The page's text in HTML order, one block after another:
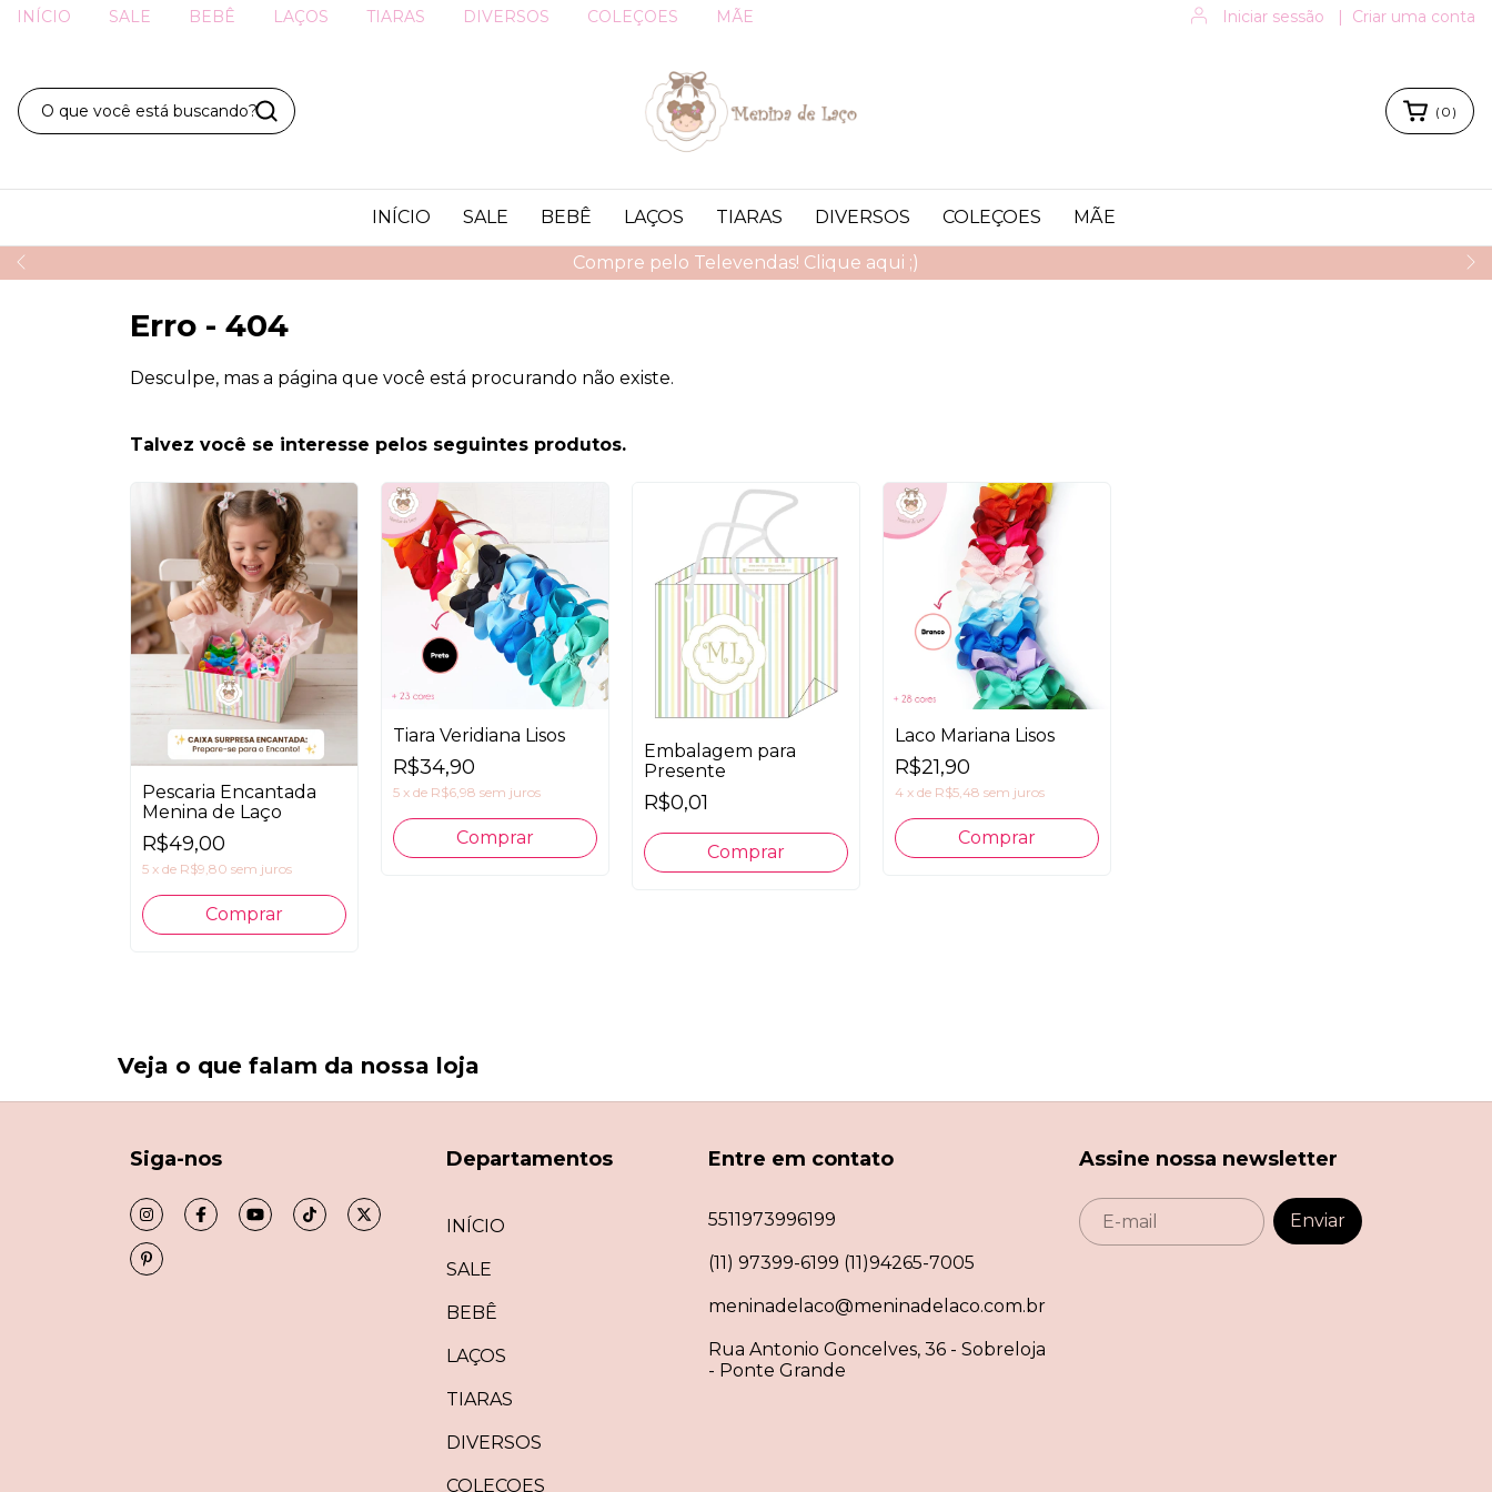
INÍCIO SALE BEBÊ LAÇOS TIARAS DIVERSOS COLEÇOES MÃE Iniciar sessão | Criar uma conta
Compre pelo Televendas! Clique aqui ;)
( 0 )
INÍCIO SALE BEBÊ LAÇOS TIARAS DIVERSOS COLEÇOES MÃE
Erro - 404
Desculpe, mas a página que você está procurando não existe.
Talvez você se interesse pelos seguintes produtos.
Pescaria Encantada
Menina de Laço
R$49,00
5 x de R$9,80 sem juros
Comprar
Tiara Veridiana Lisos
R$34,90
5 x de R$6,98 sem juros
Comprar
Embalagem para
Presente
R$0,01
Laco Mariana Lisos
R$21,90
4 x de R$5,48 sem juros
Comprar
Veja o que falam da nossa loja
Siga-nos Departamentos
INÍCIO
SALE
BEBÊ
LAÇOS
TIARAS
DIVERSOS
COLEÇOES
Entre em contato
5511973996199
(11) 97399-6199 (11)94265-7005
meninadelaco@meninadelaco.com.br
Rua Antonio Goncelves, 36 - Sobreloja
- Ponte Grande
Assine nossa newsletter